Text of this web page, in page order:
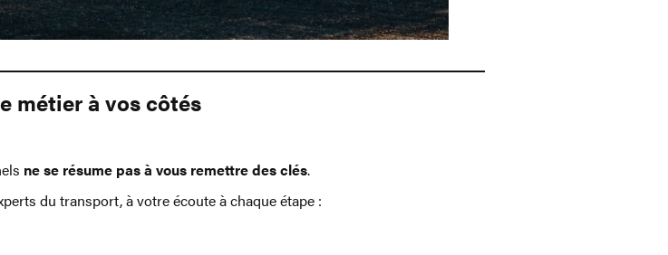
métier à vos côtés
ne se résume pas à vous remettre des clés.
du transport, à votre écoute à chaque étape :